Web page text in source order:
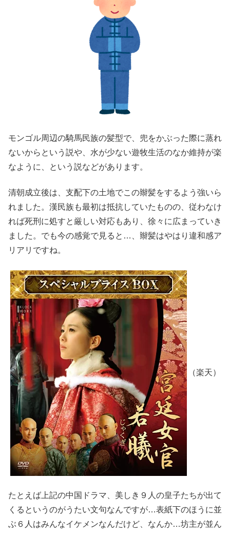
モンゴル周辺の騎馬民族の髪型で、兜をかぶった際に蒸れ
ないからという説や、水が少ない遊牧生活のなか維持が楽
なように、という説などがあります。
清朝成立後は、支配下の土地でこの辮髪をするよう強いら
れました。漢民族も最初は抵抗していたものの、従わなけ
れば死刑に処すと厳しい対応もあり、徐々に広まっていき
ました。でも今の感覚で見ると…、辮髪はやはり違和感ア
リアリですね。
（楽天）
たとえば上記の中国ドラマ、美しき９人の皇子たちが出て
くるというのがうたい文句なんですが…表紙下のほうに並
ぶ６人はみんなイケメンなんだけど、なんか…坊主が並ん